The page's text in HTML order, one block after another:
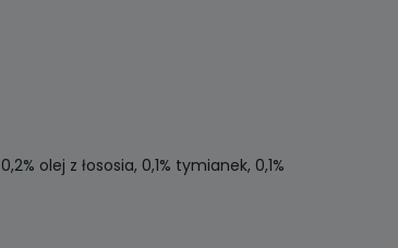
olej z łososia, 0,1% tymianek, 0,1%